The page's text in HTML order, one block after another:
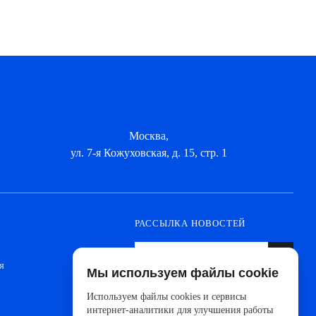
Москва,
ул. 7-я Кожуховская, д. 15, стр. 1
РАССЫЛКА НОВОСТЕЙ
новинок от ведущих производителей и
новостей АйДистрибьют
Мы используем файлы cookie
Используем файлы cookies и сервисы
интернет-аналитики для улучшения работы